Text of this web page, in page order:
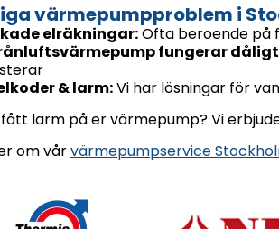
värmepumpproblem i
elräkningar:Ofta beroende på
fungerar
& larm:Vi har lösningar för
fått larm på er värmepump? Vi
om vårvärmepumpservice